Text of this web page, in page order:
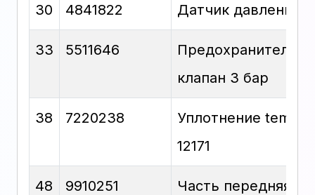
30 4841822 Датчик давления
33 5511646
клапан 3 бар
38 7220238
Уплотнение temasil
12171
48 9910251
Часть передняя —